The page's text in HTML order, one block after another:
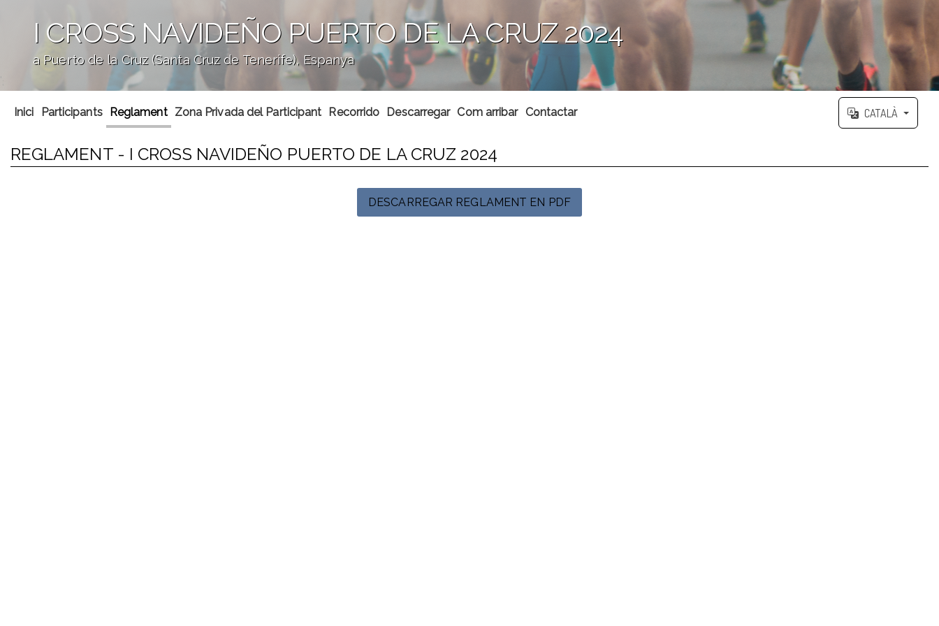
I CROSS NAVIDEÑO PUERTO DE LA CRUZ 2024
a Puerto de la Cruz (Santa Cruz de Tenerife), Espanya
';
Inici Participants Reglament Zona Privada del Participant Recorrido Descarregar Com arribar Contactar CATALÀ
REGLAMENT - I CROSS NAVIDEÑO PUERTO DE LA CRUZ 2024
DESCARREGAR REGLAMENT EN PDF